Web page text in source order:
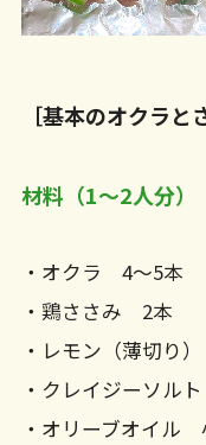
［基本のオクラと
材料（1〜2人分）
・オクラ 4〜5本
・鶏ささみ 2本
・レモン（薄切り
・クレイジーソル
・オリーブオイル